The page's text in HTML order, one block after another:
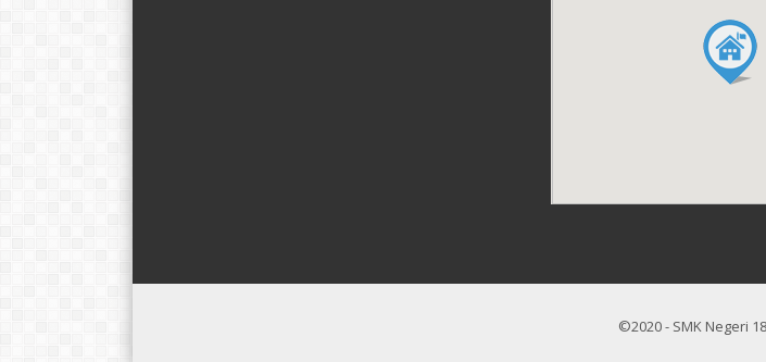
©2020 - SMK Negeri